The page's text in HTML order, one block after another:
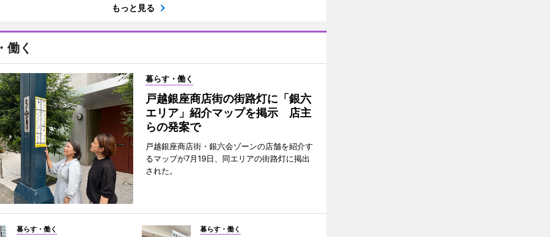
もっと見る
働く
暮らす・働く
戸越銀座商店街の街路灯に「銀六
エリア」紹介マップを掲示 店主
らの発案で
戸越銀座商店街・銀六会ゾーンの店舗を紹介す
るマップが7月19日、同エリアの街路灯に掲出
された。
暮らす・働く 暮らす・働く